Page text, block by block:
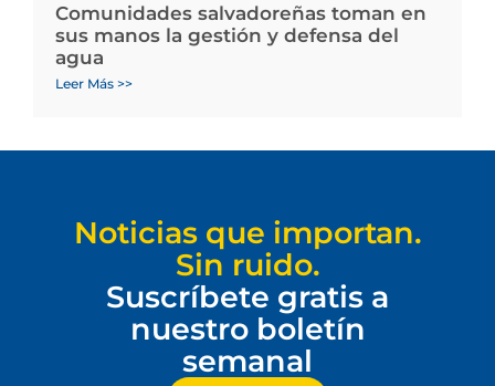
Comunidades salvadoreñas toman en
sus manos la gestión y defensa del
agua
Leer Más >>
Noticias que importan.
Sin ruido.
Suscríbete gratis a
nuestro boletín
semanal